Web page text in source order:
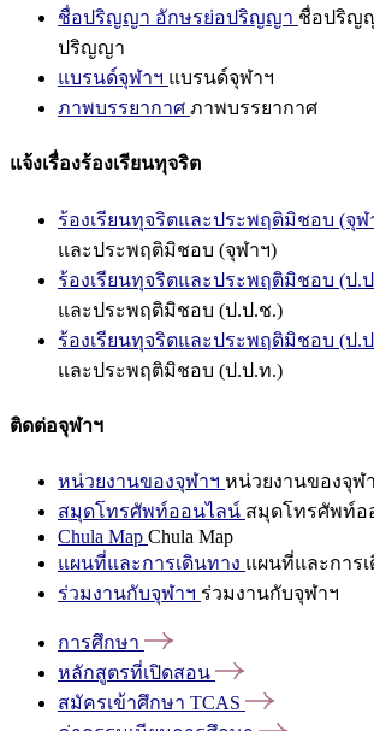
ชื่อปริญญา อักษรย่อปริญญา ชื่อปริญ
ปริญญา
แบรนด์จุฬาฯ แบรนด์จุฬาฯ
ภาพบรรยากาศ ภาพบรรยากาศ
แจ้งเรื่องร้องเรียนทุจริต
ร้องเรียนทุจริตและประพฤติมิชอบ (จุฬ
และประพฤติมิชอบ (จุฬาฯ)
ร้องเรียนทุจริตและประพฤติมิชอบ (ป.
และประพฤติมิชอบ (ป.ป.ช.)
ร้องเรียนทุจริตและประพฤติมิชอบ (ป.
และประพฤติมิชอบ (ป.ป.ท.)
ติดต่อจุฬาฯ
หน่วยงานของจุฬาฯ หน่วยงานของจุฬ
สมุดโทรศัพท์ออนไลน์ สมุดโทรศัพท์อ
Chula Map Chula Map
แผนที่และการเดินทาง แผนที่และการ
ร่วมงานกับจุฬาฯ ร่วมงานกับจุฬาฯ
การศึกษา
หลักสูตรที่เปิดสอน
สมัครเข้าศึกษา TCAS